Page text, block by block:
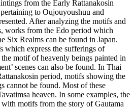
from the Early Rattanakosin
to Oujouyoushuu and
After analyzing the motifs and
works from the Edo period which
Six Realms can be found in Japan.
which express the sufferings of
motif of heavenly beings painted in
scenes can also be found. In Thai
period, motifs showing the
cannot be found. Most of these
heaven. In some examples, the
motifs from the story of Gautama